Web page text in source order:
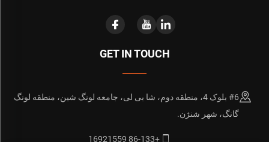
GET IN TOUCH
#6 بلوک 4، منطقه دوم، شا بی لی، جامعه لونگ شین، منطقه لونگ
گانگ، شهر شنژن.
+86-133 16921559